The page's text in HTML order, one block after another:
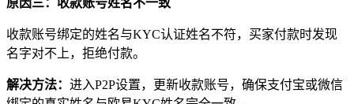
原因三：收款账号姓名不一致
收款账号绑定的姓名与KYC认证姓名不符，买家付款时发现
名字对不上，拒绝付款。
解决方法： 进入P2P设置，更新收款账号，确保支付宝或微信